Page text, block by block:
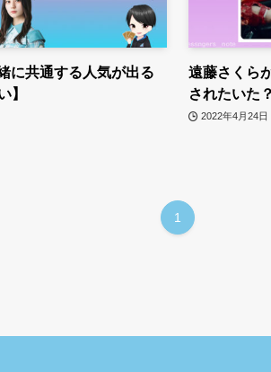
に共通する人気が出る
】
遠藤さくら
されたいた
2022年4月24日
1